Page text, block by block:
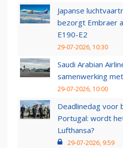
Japanse
bezorgt Embraer
E190-E2
29-07-2026, 10:30
Saudi Arabian
samenwerking
29-07-2026, 10:00
Deadlinedag voor
Portugal: wordt
Lufthansa?
29-07-2026, 9:59